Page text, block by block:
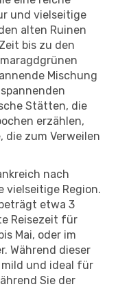
und vielseitige
alten Ruinen
bis zu den
Mischung
Stätten, die
erzählen,
die zum Verweilen
nach
vielseitige Region.
etwa 3
Reisezeit für
Mai, oder im
Während dieser
und ideal für
Sie der